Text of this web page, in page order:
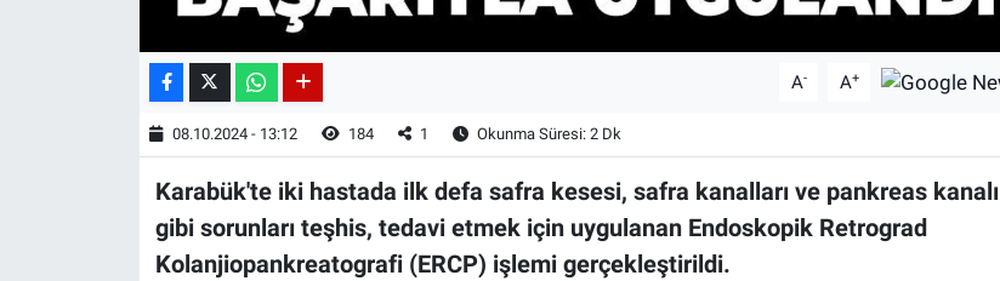
A- A+
08.10.2024 - 13:12 184 1 Okunma Süresi: 2 Dk
Karabük'te iki hastada ilk defa safra kesesi, safra kanalları ve pankreas kanalı
gibi sorunları teşhis, tedavi etmek için uygulanan Endoskopik Retrograd
Kolanjiopankreatografi (ERCP) işlemi gerçekleştirildi.